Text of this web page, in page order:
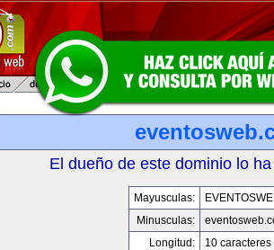
El dueño de este dominio lo
Mayusculas:
Minusculas:
Longitud:
10 caracteres